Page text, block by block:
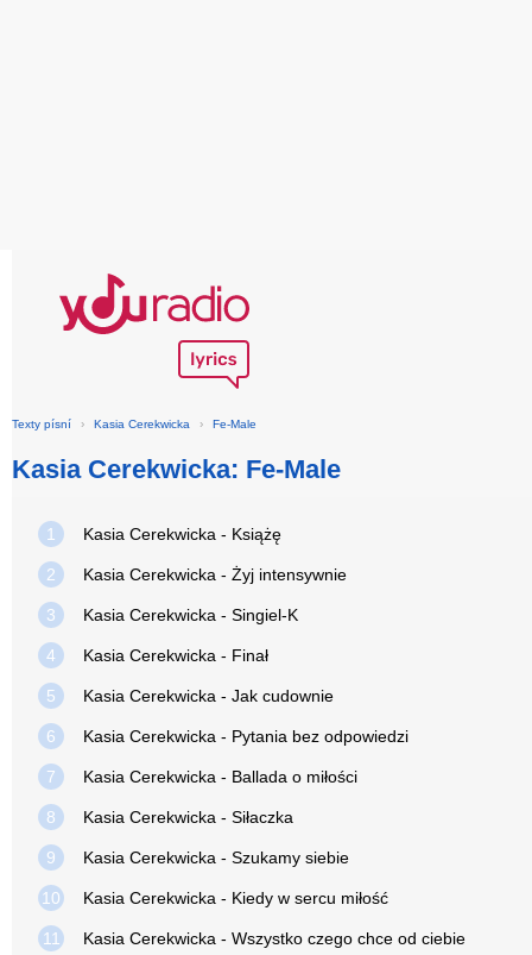
Texty písní › Kasia Cerekwicka › Fe-Male
Kasia Cerekwicka: Fe-Male
1 Kasia Cerekwicka - Książę
2 Kasia Cerekwicka - Żyj intensywnie
3 Kasia Cerekwicka - Singiel-K
4 Kasia Cerekwicka - Finał
5 Kasia Cerekwicka - Jak cudownie
6 Kasia Cerekwicka - Pytania bez odpowiedzi
7 Kasia Cerekwicka - Ballada o miłości
8 Kasia Cerekwicka - Siłaczka
9 Kasia Cerekwicka - Szukamy siebie
10 Kasia Cerekwicka - Kiedy w sercu miłość
11 Kasia Cerekwicka - Wszystko czego chce od ciebie